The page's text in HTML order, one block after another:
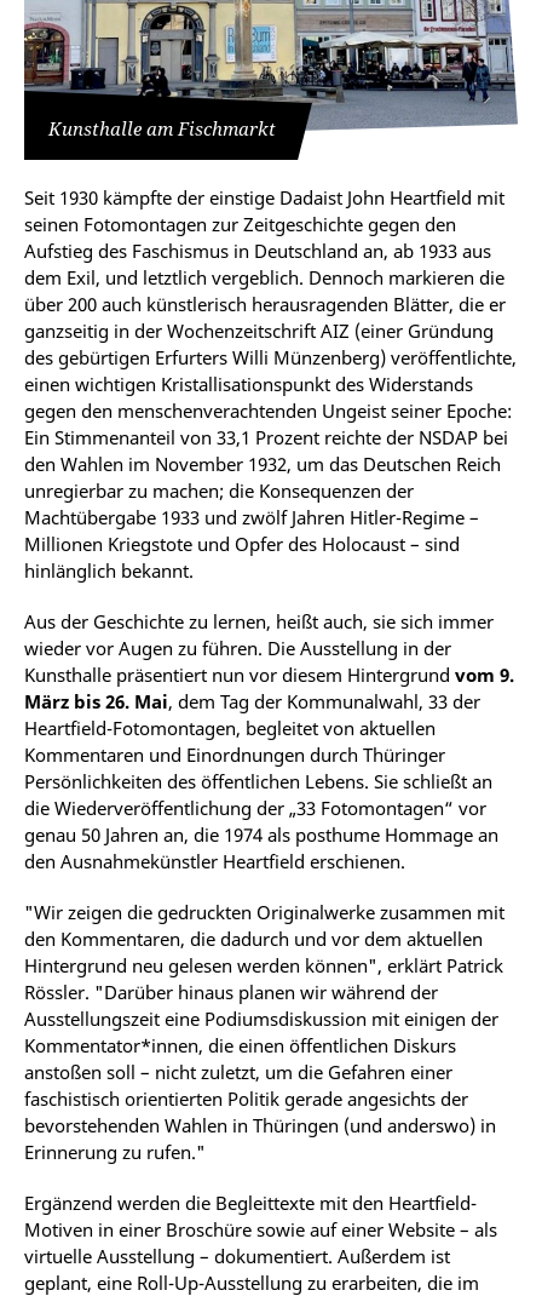
Kunsthalle am Fischmarkt
Seit 1930 kämpfte der einstige Dadaist John Heartfield mit
seinen Fotomontagen zur Zeitgeschichte gegen den
Aufstieg des Faschismus in Deutschland an, ab 1933 aus
dem Exil, und letztlich vergeblich. Dennoch markieren die
über 200 auch künstlerisch herausragenden Blätter, die er
ganzseitig in der Wochenzeitschrift AIZ (einer Gründung
des gebürtigen Erfurters Willi Münzenberg) veröffentlichte,
einen wichtigen Kristallisationspunkt des Widerstands
gegen den menschenverachtenden Ungeist seiner Epoche:
Ein Stimmenanteil von 33,1 Prozent reichte der NSDAP bei
den Wahlen im November 1932, um das Deutschen Reich
unregierbar zu machen; die Konsequenzen der
Machtübergabe 1933 und zwölf Jahren Hitler-Regime –
Millionen Kriegstote und Opfer des Holocaust – sind
hinlänglich bekannt.
Aus der Geschichte zu lernen, heißt auch, sie sich immer
wieder vor Augen zu führen. Die Ausstellung in der
Kunsthalle präsentiert nun vor diesem Hintergrund vom 9.
März bis 26. Mai, dem Tag der Kommunalwahl, 33 der
Heartfield-Fotomontagen, begleitet von aktuellen
Kommentaren und Einordnungen durch Thüringer
Persönlichkeiten des öffentlichen Lebens. Sie schließt an
die Wiederveröffentlichung der „33 Fotomontagen“ vor
genau 50 Jahren an, die 1974 als posthume Hommage an
den Ausnahmekünstler Heartfield erschienen.
"Wir zeigen die gedruckten Originalwerke zusammen mit
den Kommentaren, die dadurch und vor dem aktuellen
Hintergrund neu gelesen werden können", erklärt Patrick
Rössler. "Darüber hinaus planen wir während der
Ausstellungszeit eine Podiumsdiskussion mit einigen der
Kommentator*innen, die einen öffentlichen Diskurs
anstoßen soll – nicht zuletzt, um die Gefahren einer
faschistisch orientierten Politik gerade angesichts der
bevorstehenden Wahlen in Thüringen (und anderswo) in
Erinnerung zu rufen."
Ergänzend werden die Begleittexte mit den Heartfield-
Motiven in einer Broschüre sowie auf einer Website – als
virtuelle Ausstellung – dokumentiert. Außerdem ist
geplant, eine Roll-Up-Ausstellung zu erarbeiten, die im